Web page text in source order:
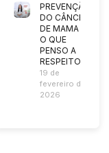
PREVENÇÃO
DO CÂNCER
DE MAMA |
O QUE
PENSO A
RESPEITO?
19 de
fevereiro de
2026